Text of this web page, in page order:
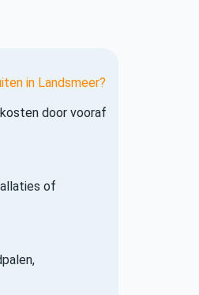
in Landsmeer?
door vooraf
of